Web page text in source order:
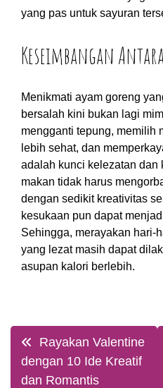
yang pas untuk sayuran
Keseimbangan
Menikmati ayam goreng
bersalah kini bukan lagi
mengganti tepung, memilih
lebih sehat, dan
adalah kunci kelezatan dan
makan tidak harus
dengan sedikit kreativitas
kesukaan pun dapat
Sehingga, merayakan hari-
yang lezat masih dapat
asupan kalori berlebih.
Post
navigation
Rayakan Valentine
dengan 10 Ide Kreatif
dan Romantis